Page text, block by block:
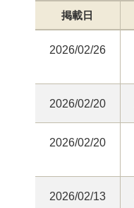
掲載日
2026/02/26
2026/02/20
2026/02/20
2026/02/13